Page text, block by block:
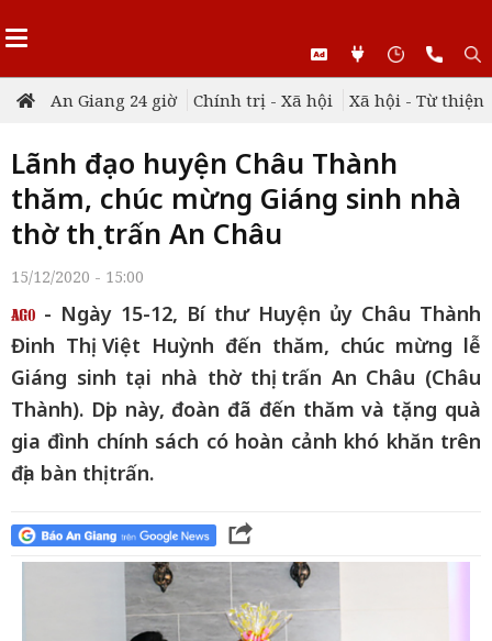
An Giang 24 giờ Chính trị - Xã hội Xã hội - Từ thiện
Lãnh đạo huyện Châu Thành
thăm, chúc mừng Giáng sinh nhà
thờ thị trấn An Châu
15/12/2020 - 15:00
- Ngày 15-12, Bí thư Huyện ủy Châu Thành
Đinh Thị Việt Huỳnh đến thăm, chúc mừng lễ
Giáng sinh tại nhà thờ thị trấn An Châu (Châu
Thành). Dịp này, đoàn đã đến thăm và tặng quà
gia đình chính sách có hoàn cảnh khó khăn trên
địa bàn thị trấn.